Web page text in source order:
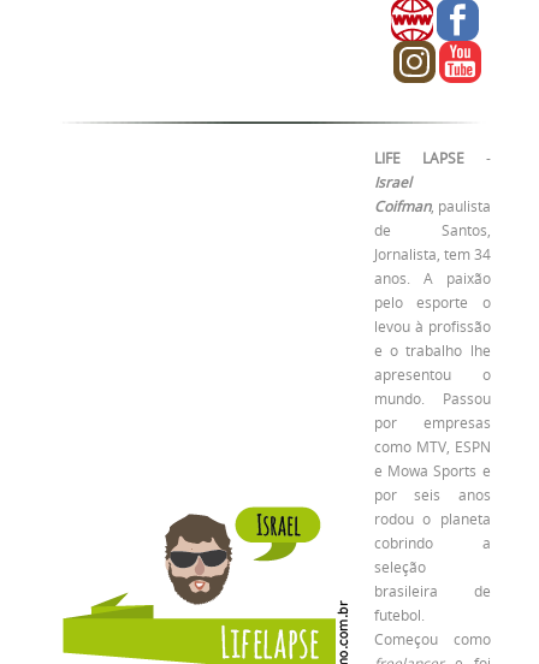
LIFE LAPSE-
Israel
Coifman, paulista
de Santos,
Jornalista, tem 34
anos. A paixão
pelo esporte o
levou à profissão
e o trabalho lhe
apresentou o
mundo. Passou
por empresas
como MTV, ESPN
e Mowa Sports e
por seis anos
rodou o planeta
cobrindo a
seleção
brasileira de
futebol.
Começou como